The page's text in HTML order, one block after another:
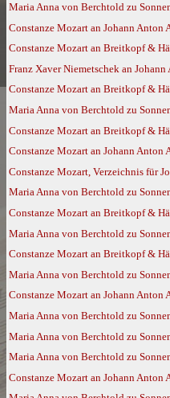
Maria Anna von Berchtold zu
Constanze Mozart an Johann Anton
Constanze Mozart an Breitkopf &
Franz Xaver Niemetschek an
Constanze Mozart an Breitkopf &
Maria Anna von Berchtold zu
Constanze Mozart an Breitkopf &
Constanze Mozart an Johann
Constanze Mozart, Verzeichnis für
Maria Anna von Berchtold zu
Constanze Mozart an Breitkopf &
Maria Anna von Berchtold zu
Constanze Mozart an Breitkopf &
Maria Anna von Berchtold zu
Constanze Mozart an Johann
Maria Anna von Berchtold zu
Maria Anna von Berchtold zu
Maria Anna von Berchtold zu
Constanze Mozart an Johann Anton